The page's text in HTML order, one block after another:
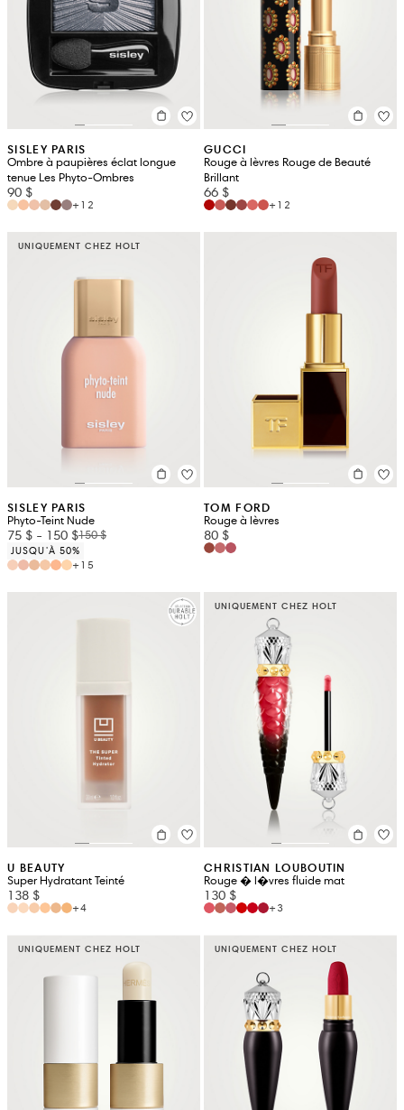
SISLEY PARIS
Ombre à paupières éclat longue
tenue Les Phyto-Ombres
90 $
+12
GUCCI
Rouge à lèvres Rouge de Beauté
Brillant
66 $
+12
UNIQUEMENT CHEZ HOLT
SISLEY PARIS
Phyto-Teint Nude
75 $ - 150 $150 $
JUSQU'À 50%
+15
TOM FORD
Rouge à lèvres
80 $
U BEAUTY
Super Hydratant Teinté
138 $
+4
UNIQUEMENT CHEZ HOLT
CHRISTIAN LOUBOUTIN
Rouge � l�vres fluide mat
130 $
+3
UNIQUEMENT CHEZ HOLT UNIQUEMENT CHEZ HOLT